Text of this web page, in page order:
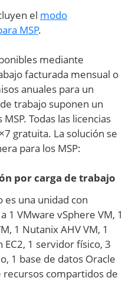
el modo
MSP.
mediante
facturada mensual o
anuales para un
trabajo suponen un
Todas las licencias
gratuita. La solución se
para los MSP:
por carga de trabajo
es una unidad con
1 VMware vSphere VM, 1
1 Nutanix AHV VM, 1
EC2, 1 servidor físico, 3
1 base de datos Oracle
recursos compartidos de